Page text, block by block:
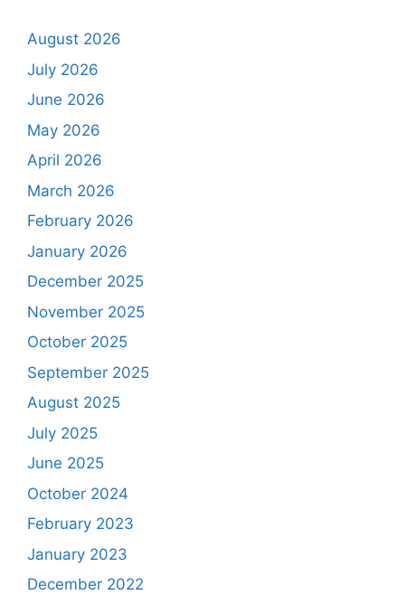
August 2026
July 2026
June 2026
May 2026
April 2026
March 2026
February 2026
January 2026
December 2025
November 2025
October 2025
September 2025
August 2025
July 2025
June 2025
October 2024
February 2023
January 2023
December 2022